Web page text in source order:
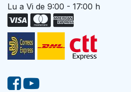
Lu a Vi de 9:00 - 17:00 h